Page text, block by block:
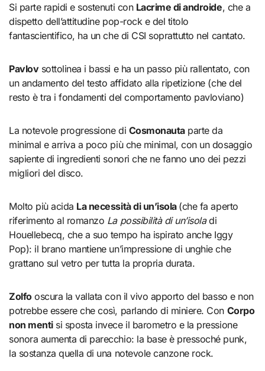
Si parte rapidi e sostenuti con Lacrime di androide, che a
dispetto dell’attitudine pop-rock e del titolo
fantascientifico, ha un che di CSI soprattutto nel cantato.
Pavlovsottolinea i bassi e ha un passo più rallentato, con
un andamento del testo affidato alla ripetizione (che del
resto è tra i fondamenti del comportamento pavloviano)
La notevole progressione di Cosmonautaparte da
minimal e arriva a poco più che minimal, con un dosaggio
sapiente di ingredienti sonori che ne fanno uno dei pezzi
migliori del disco.
Molto più acida La necessità di un’isola (che fa aperto
riferimento al romanzo La possibilità di un’isoladi
Houellebecq, che a suo tempo ha ispirato anche Iggy
Pop): il brano mantiene un’impressione di unghie che
grattano sul vetro per tutta la propria durata.
Zolfooscura la vallata con il vivo apporto del basso e non
potrebbe essere che così, parlando di miniere. Con Corpo
non mentisi sposta invece il barometro e la pressione
sonora aumenta di parecchio: la base è pressoché punk,
la sostanza quella di una notevole canzone rock.